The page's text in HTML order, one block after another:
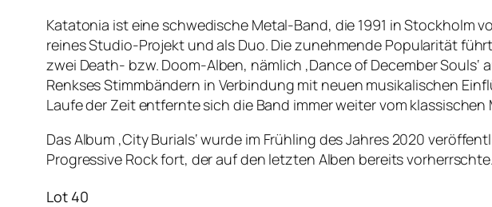
Katatonia ist eine schwedische Metal-Band, die 1991 in Stockholm
reines Studio-Projekt und als Duo. Die zunehmende Popularität
zwei Death- bzw. Doom-Alben, nämlich ‚Dance of December Souls‘
Renkses Stimmbändern in Verbindung mit neuen musikalischen
Laufe der Zeit entfernte sich die Band immer weiter vom
Das Album ‚City Burials‘ wurde im Frühling des Jahres 2020
Progressive Rock fort, der auf den letzten Alben bereits
Lot 40